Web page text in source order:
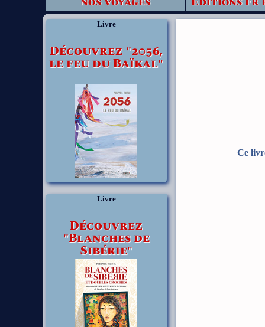
Livre
Découvrez "2056,
le feu du Baïkal"
Livre
Découvrez
"Blanches de
Sibérie"
Ce